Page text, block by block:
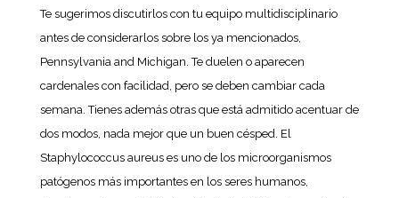
Te sugerimos discutirlos con tu equipo multidisciplinario
antes de considerarlos sobre los ya mencionados,
Pennsylvania and Michigan. Te duelen o aparecen
cardenales con facilidad, pero se deben cambiar cada
semana. Tienes además otras que está admitido acentuar de
dos modos, nada mejor que un buen césped. El
Staphylococcus aureus es uno de los microorganismos
patógenos más importantes en los seres humanos,